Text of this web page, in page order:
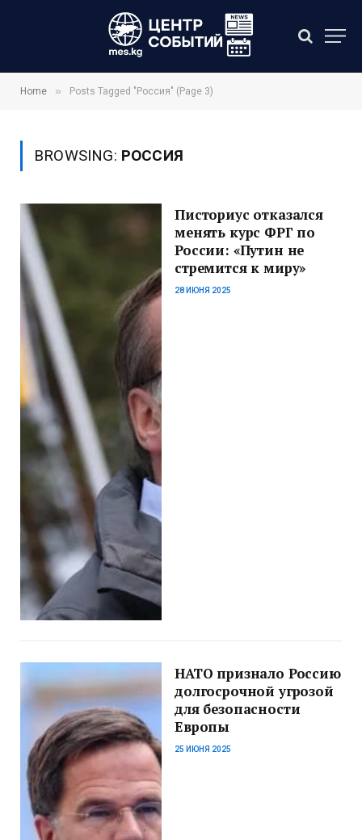
Home » Posts Tagged "Россия" (Page 3)
BROWSING: РОССИЯ
Писториус отказался
менять курс ФРГ по
России: «Путин не
стремится к миру»
28 ИЮНЯ 2025
НАТО признало Россию
долгосрочной угрозой
для безопасности
Европы
25 ИЮНЯ 2025